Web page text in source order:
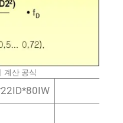
계산 공식